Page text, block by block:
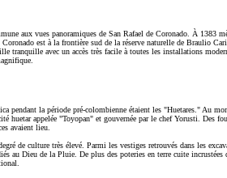
aux vues panoramiques de San Rafael de Coronado. À 1383
est à la frontière sud de la réserve naturelle de Braulio
tranquille avec un accès très facile à toutes les installations
pendant la période pré-colombienne étaient les "Huetares." Au
huetar appelée "Toyopan" et gouvernée par le chef Yorusti. Des
avaient lieu.
de culture très élevé. Parmi les vestiges retrouvés dans les
au Dieu de la Pluie. De plus des poteries en terre cuite incrustées